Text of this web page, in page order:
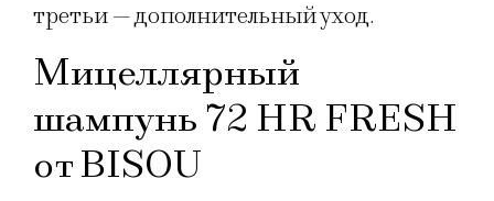
третьи — дополнительный уход.
Мицеллярный
шампунь 72 HR FRESH
от BISOU